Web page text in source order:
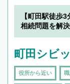
【町田駅徒歩
相続問題を解
町田シビ
役所から近い